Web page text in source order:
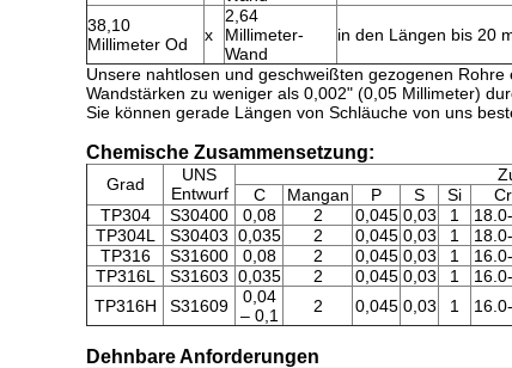
38,10
Millimeter Od
x
2,64
Millimeter-
Wand
in den Längen bis 20
Unsere nahtlosen und geschweißten gezogenen
Wandstärken zu weniger als 0,002" (0,05 Millimeter)
Sie können gerade Längen von Schläuche von uns
Chemische Zusammensetzung:
Grad
UNS
Entwurf
C
Mangan P S Si Cr
TP304
S30400 0,08 2 0,045 0,03 1
TP304L
S30403 0,035 2 0,045 0,03 1
TP316
S31600 0,08 2 0,045 0,03 1
TP316L
S31603 0,035 2 0,045 0,03 1
TP316H
S31609
0,04
– 0,1
2 0,045 0,03 1
Dehnbare Anforderungen